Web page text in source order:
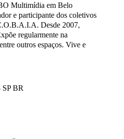
Multimídia em Belo
e participante dos coletivos
Desde 2007,
regularmente na
outros espaços. Vive e
BR